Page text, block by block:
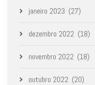
janeiro 2023 (27)
dezembro 2022 (18)
novembro 2022 (18)
outubro 2022 (20)